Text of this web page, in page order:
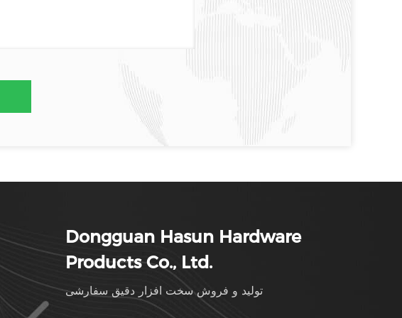
Dongguan Hasun Hardware
Products Co., Ltd.
تولید و فروش سخت افزار دقیق سفارشی